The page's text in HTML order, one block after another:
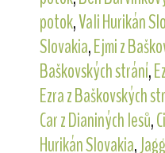
potok,Vali Hurikán
Slovakia,Ejmi z
Baškovských strání,
Ezra z Baškovských
Car z Dianiných lesů,
Hurikán Slovakia,